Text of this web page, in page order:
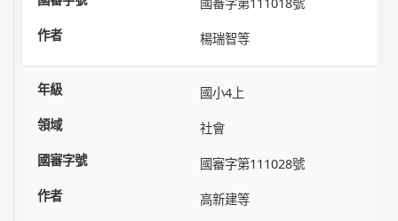
楊瑞智等
國小4上
社會
國審字第111028號
高新建等